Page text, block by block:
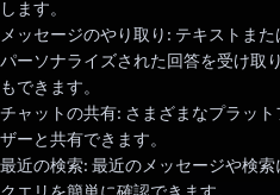
します。
メッセージのやり取り: テキストま
パーソナライズされた回答を受け取
もできます。
チャットの共有: さまざまなプラッ
ザーと共有できます。
最近の検索: 最近のメッセージや検